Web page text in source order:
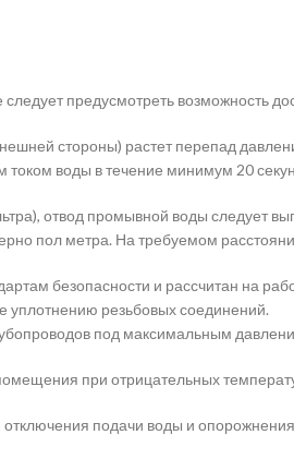
предусмотреть возможность
стороны) растет перепад
током воды в течение минимум 20
отвод промывной воды следует
пол метра. На требуемом
безопасности и рассчитан на
резьбовых соединений.
под максимальным
при отрицательных
подачи воды и